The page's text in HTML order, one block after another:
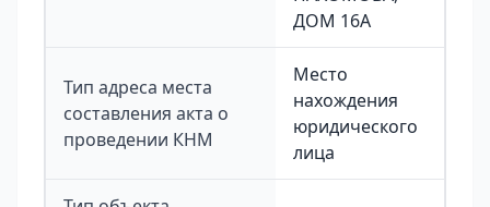
ДОМ 16А
Тип адреса места
составления акта о
проведении КНМ
Место
нахождения
юридического
лица